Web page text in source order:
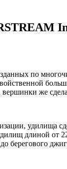
по
вершинки же
удилища
длиной от
берегового